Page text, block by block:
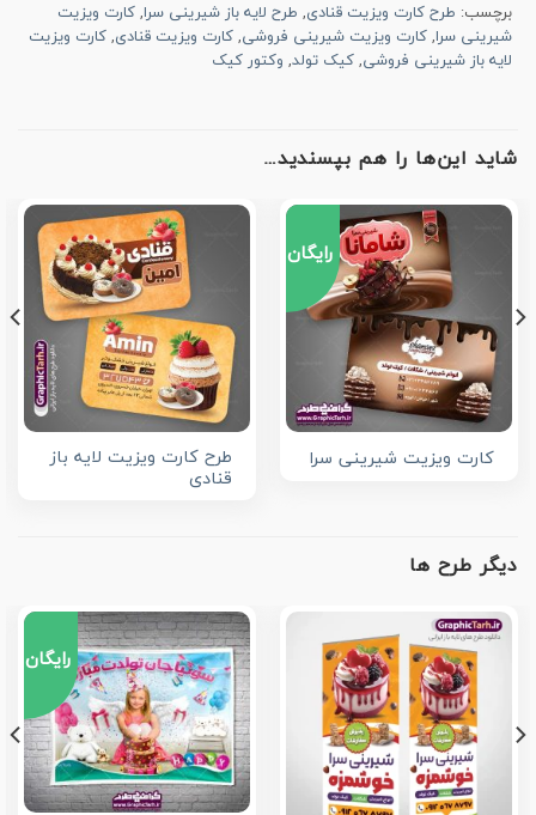
برچسب: طرح کارت ویزیت قنادی, طرح لایه باز شیرینی سرا, کارت ویزیت
شیرینی سرا, کارت ویزیت شیرینی فروشی, کارت ویزیت قنادی, کارت ویزیت
لایه باز شیرینی فروشی, کیک تولد, وکتور کیک
شاید این‌ها را هم بپسندید…
رایگان
کارت ویزیت شیرینی سرا
طرح کارت ویزیت لایه باز
قنادی
دیگر طرح ها
رایگان